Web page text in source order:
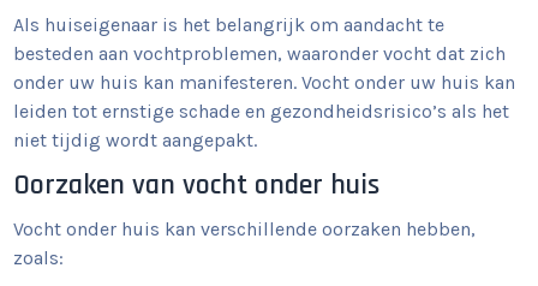
Als huiseigenaar is het belangrijk om aandacht te
besteden aan vochtproblemen, waaronder vocht dat zich
onder uw huis kan manifesteren. Vocht onder uw huis kan
leiden tot ernstige schade en gezondheidsrisico’s als het
niet tijdig wordt aangepakt.
Oorzaken van vocht onder huis
Vocht onder huis kan verschillende oorzaken hebben,
zoals: